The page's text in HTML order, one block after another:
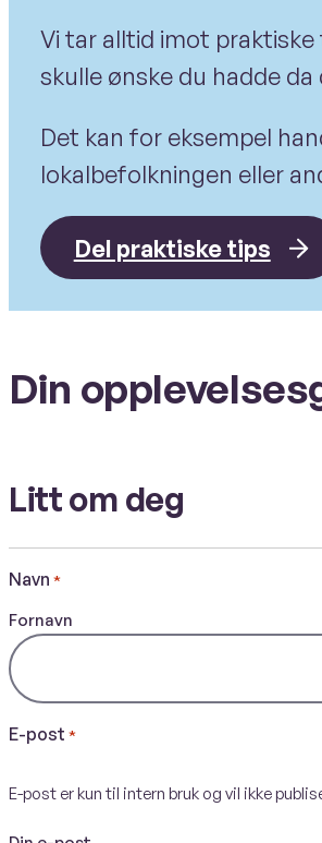
Vi tar alltid imot
skulle ønske du hadde
Det kan for eksempel
lokalbefolkningen eller
Del praktiske tips
Din
Litt om deg
Navn *
Fornavn
E-post *
E-post er kun til intern bruk og vil ikke